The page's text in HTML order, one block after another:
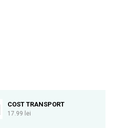
COST TRANSPORT
17.99 lei